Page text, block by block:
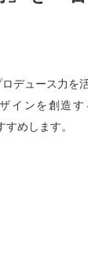
デュース力を
インを創造す
すめします。